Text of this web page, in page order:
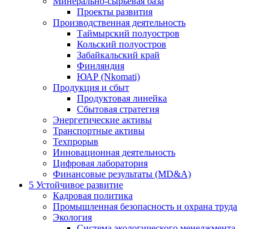
Проекты развития
Производственная деятельность
Таймырский полуостров
Кольский полуостров
Забайкальский край
Финляндия
ЮАР (Nkomati)
Продукция и сбыт
Продуктовая линейка
Сбытовая стратегия
Энергетические активы
Транспортные активы
Техпрорыв
Инновационная деятельность
Цифровая лаборатория
Финансовые результаты (MD&A)
5 Устойчивое развитие
Кадровая политика
Промышленная безопасность и охрана труда
Экология